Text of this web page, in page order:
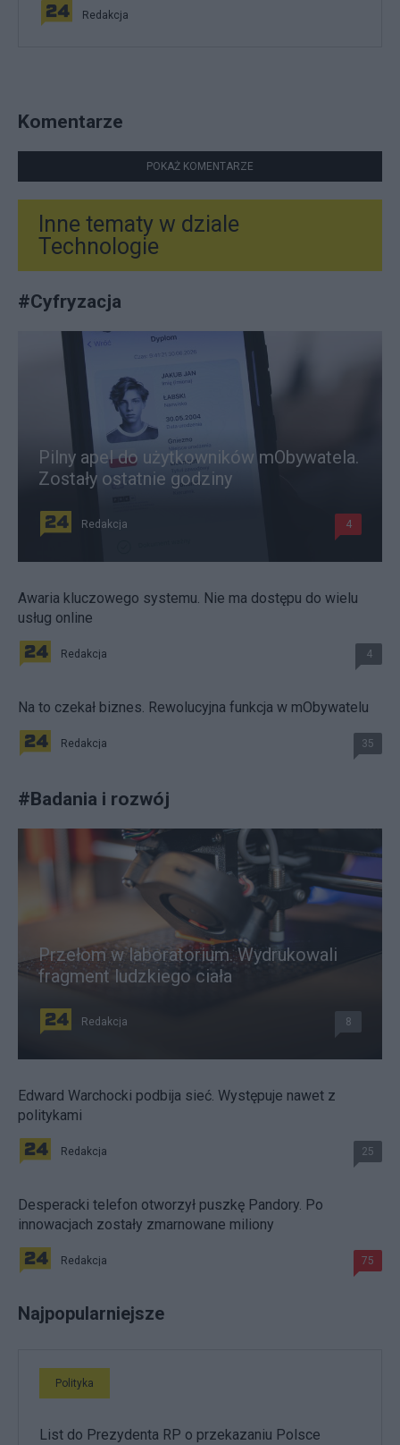
Redakcja
Komentarze
POKAŻ KOMENTARZE
Inne tematy w dziale
Technologie
#Cyfryzacja
Pilny apel do użytkowników mObywatela.
Zostały ostatnie godziny
Redakcja 4
Awaria kluczowego systemu. Nie ma dostępu do wielu
usług online
Redakcja 4
Na to czekał biznes. Rewolucyjna funkcja w mObywatelu
Redakcja 35
#Badania i rozwój
Przełom w laboratorium. Wydrukowali
fragment ludzkiego ciała
Redakcja 8
Edward Warchocki podbija sieć. Występuje nawet z
politykami
Redakcja 25
Desperacki telefon otworzył puszkę Pandory. Po
innowacjach zostały zmarnowane miliony
Redakcja 75
Najpopularniejsze
Polityka
List do Prezydenta RP o przekazaniu Polsce